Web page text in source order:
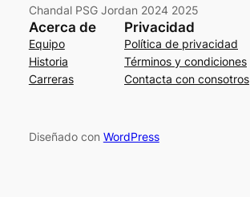
Chandal PSG Jordan 2024 2025
Acerca de
Equipo
Historia
Carreras
Privacidad
Política de privacidad
Términos y condiciones
Contacta con consotros
Diseñado con WordPress